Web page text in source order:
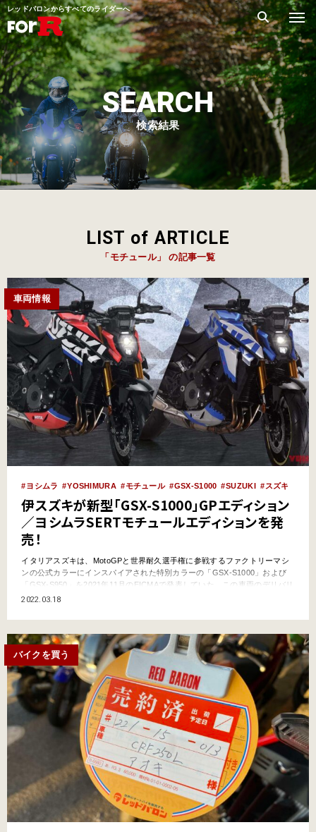
レッドバロンからすべてのライダーへ
SEARCH
検索結果
LIST of ARTICLE
「モチュール」 の記事一覧
車両情報
ヨシムラ YOSHIMURA モチュール GSX-S1000 SUZUKI スズキ
伊スズキが新型「GSX-S1000」GPエディション
／ヨシムラSERTモチュールエディションを発
売！
イタリアスズキは、MotoGPと世界耐久選手権に参戦するファクトリーマシ
ンの公式カラーにインスパイアされた特別カラーの「GSX-S1000」および
「GSX-S950」を2021年11月のEICMAで発表していた。この車両のデリバリ
ーがついに始まった模様だ。文：ヤングマシン編集部 GSX-R1000R レジェ
クラスでチャ…
2022.03.18
バイクを買う